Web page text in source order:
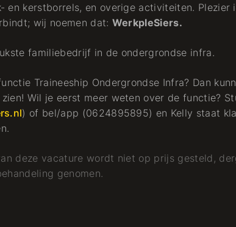
en kerstborrels, en overige activiteiten. Plezier
wij noemen dat: WerkpleSiers.
familiebedrijf in de ondergrondse infra.
Traineeship Ondergrondse Infra? Dan
Wil je eerst meer weten over de functie?
) of bel/app (0624895895) en Kelly staat
deze vacature wordt niet op prijs gesteld,
genomen.